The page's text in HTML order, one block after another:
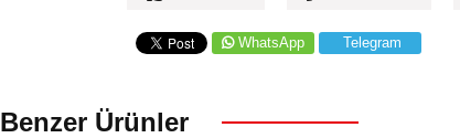
WhatsApp Telegram
Benzer Ürünler